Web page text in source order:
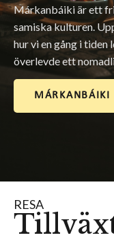
Márkanbáiki är ett
samiska kulturen.
hur vi en gång i
överlevde ett
MÁRKANBÁIKI
RESA